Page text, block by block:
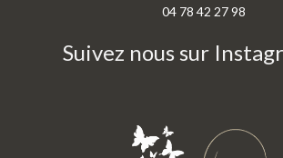
04 78 42 27 98
Suivez nous sur